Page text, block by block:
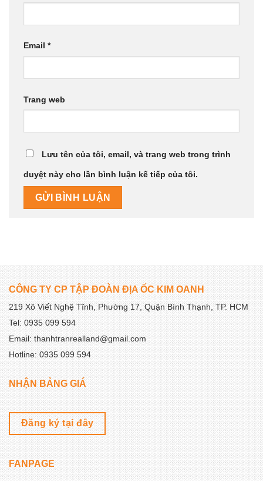
Email *
Trang web
Lưu tên của tôi, email, và trang web trong trình
duyệt này cho lần bình luận kế tiếp của tôi.
CÔNG TY CP TẬP ĐOÀN ĐỊA ỐC KIM OANH
219 Xô Viết Nghệ Tĩnh, Phường 17, Quận Bình Thạnh, TP. HCM
Tel: 0935 099 594
Email: thanhtranrealland@gmail.com
Hotline: 0935 099 594
NHẬN BẢNG GIÁ
Đăng ký tại đây
FANPAGE